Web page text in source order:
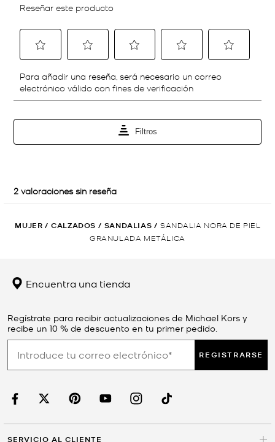
MUJER / CALZADOS / SANDALIAS / SANDALIA NORA DE PIEL
GRANULADA METÁLICA
Encuentra una tienda
Regístrate para recibir actualizaciones de Michael Kors y
recibe un 10 % de descuento en tu primer pedido.
REGISTRARSE
SERVICIO AL CLIENTE